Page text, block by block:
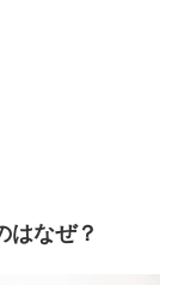
はなぜ？